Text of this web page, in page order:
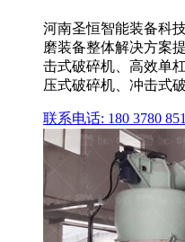
河南圣恒智能装备科
磨装备整体解决方案
击式破碎机、高效单
压式破碎机、冲击式
联系电话: 180 3780